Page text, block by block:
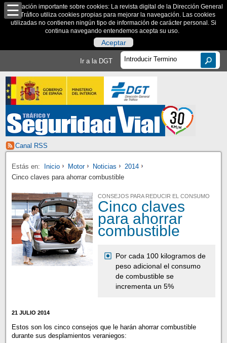
Información importante sobre cookies: La revista digital de la Dirección General
de Tráfico utiliza cookies propias para mejorar la navegación. Las cookies
utilizadas no contienen ningún tipo de información de carácter personal. Si
continua navegando entendemos acepta su uso.
Aceptar
Ir a la DGT
Canal RSS
Estás en: Inicio Motor Noticias
2014
Cinco claves para ahorrar combustible
CONSEJOS PARA REDUCIR EL CONSUMO
Cinco claves
para ahorrar
combustible
Por cada 100 kilogramos de
peso adicional el consumo
de combustible se
incrementa un 5%
21 JULIO 2014
Estos son los cinco consejos que le harán ahorrar combustible
durante sus desplamientos veraniegos: